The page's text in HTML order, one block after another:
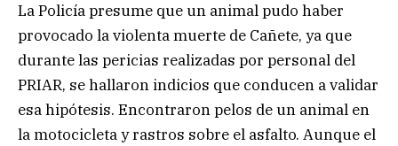
La Policía presume que un animal pudo haber
provocado la violenta muerte de Cañete, ya que
durante las pericias realizadas por personal del
PRIAR, se hallaron indicios que conducen a validar
esa hipótesis. Encontraron pelos de un animal en
la motocicleta y rastros sobre el asfalto. Aunque el